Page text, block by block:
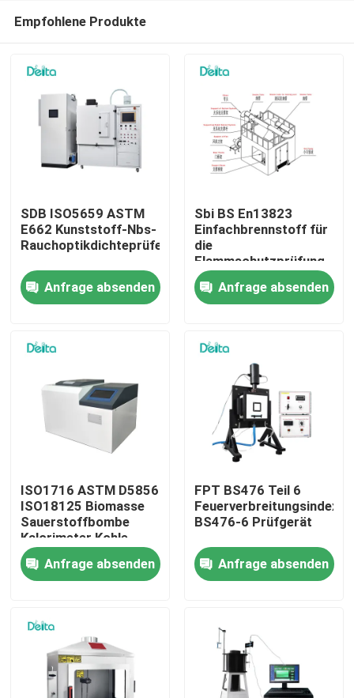
Zu Hause
Produkte
Videos
Über uns
Werksbesichtigung
Qualitätskontrolle
Kontakt mit uns
Elektrisches Testgerät
Brandprüfgeräte
Empfohlene Produkte
SDB ISO5659 ASTM
E662 Kunststoff-Nbs-
Rauchoptikdichteprüfer
Anfrage absenden
Sbi BS En13823
Einfachbrennstoff für
die
Flammschutzprüfung
Anfrage absenden
ISO1716 ASTM D5856
ISO18125 Biomasse
Sauerstoffbombe
Kalorimeter Kohle
Kalorifizierungswert
TesterAnfrage absenden
FPT BS476 Teil 6
Feuerverbreitungsindex
BS476-6 Prüfgerät
Anfrage absenden